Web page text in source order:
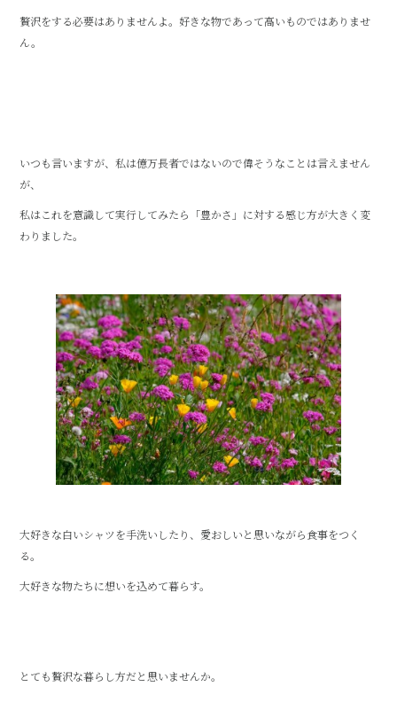
贅沢をする必要はありませんよ。好きな物であって高いものではありませ
ん。
いつも言いますが、私は億万長者ではないので偉そうなことは言えません
が、
私はこれを意識して実行してみたら「豊かさ」に対する感じ方が大きく変
わりました。
大好きな白いシャツを手洗いしたり、愛おしいと思いながら食事をつく
る。
大好きな物たちに想いを込めて暮らす。
とても贅沢な暮らし方だと思いませんか。